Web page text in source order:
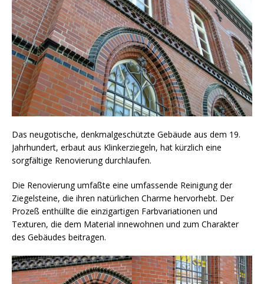
Das neugotische, denkmalgeschützte Gebäude aus dem 19.
Jahrhundert, erbaut aus Klinkerziegeln, hat kürzlich eine
sorgfältige Renovierung durchlaufen.
Die Renovierung umfaßte eine umfassende Reinigung der
Ziegelsteine, die ihren natürlichen Charme hervorhebt. Der
Prozeß enthüllte die einzigartigen Farbvariationen und
Texturen, die dem Material innewohnen und zum Charakter
des Gebäudes beitragen.